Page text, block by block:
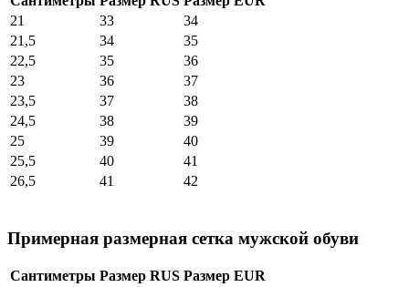
21
33
34
21,5
34
35
22,5
35
36
23
36
37
23,5
37
38
24,5
38
39
25
39
40
25,5
40
41
26,5
41 42
Примерная размерная сетка мужской обуви
Сантиметры Размер RUS Размер EUR